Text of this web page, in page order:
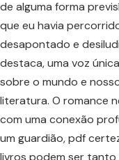
de alguma forma
que eu havia
desapontado e
destaca, uma voz
sobre o mundo e
literatura. O romance
com uma conexão
um guardião, pdf
livros podem ser